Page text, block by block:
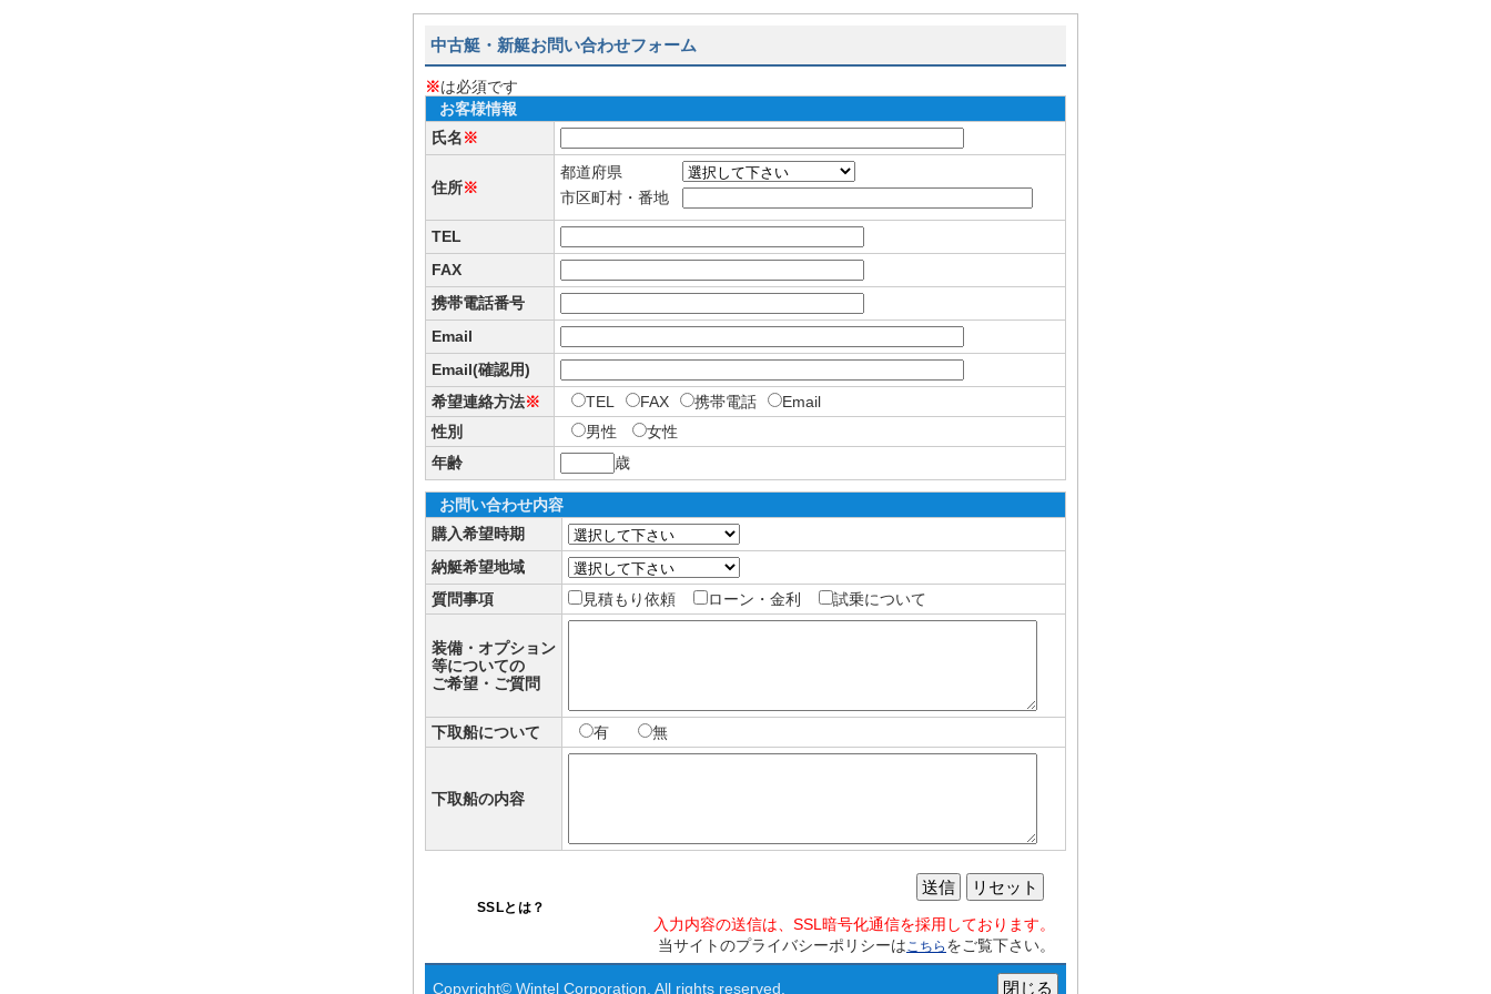
中古艇・新艇お問い合わせフォーム
※は必須です
お客様情報
氏名※
住所※
都道府県
市区町村・番地
TEL
FAX
携帯電話番号
Email
Email(確認用)
希望連絡方法※ TEL FAX 携帯電話
Email
性別
男性
女性
年齢
歳
お問い合わせ内容
購入希望時期
納艇希望地域
質問事項
見積もり依頼 ローン・金利 試乗について
装備・オプション
等についての
ご希望・ご質問
下取船について 有 無
下取船の内容
SSLとは？
リセット
送信
入力内容の送信は、SSL暗号化通信を採用しております。
当サイトのプライバシーポリシーはこちら をご覧下さい。
Copyright© Wintel Corporation. All rights reserved.